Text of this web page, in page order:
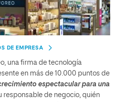
DE EMPRESA
una firma de tecnología
en más de 10.000 puntos de
espectacular para una
responsable de negocio, quién